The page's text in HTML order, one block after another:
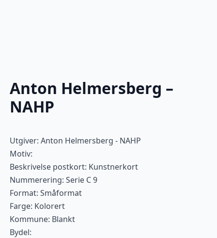
Anton Helmersberg –
NAHP
Utgiver: Anton Helmersberg - NAHP
Motiv:
Beskrivelse postkort: Kunstnerkort
Nummerering: Serie C 9
Format: Småformat
Farge: Kolorert
Kommune: Blankt
Bydel: